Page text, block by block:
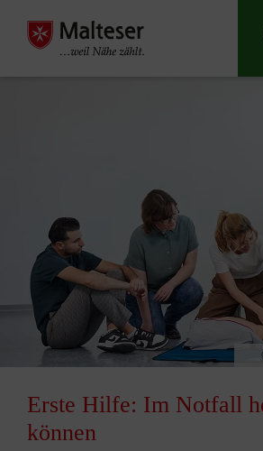
Erste Hilfe: Im Notfall
können